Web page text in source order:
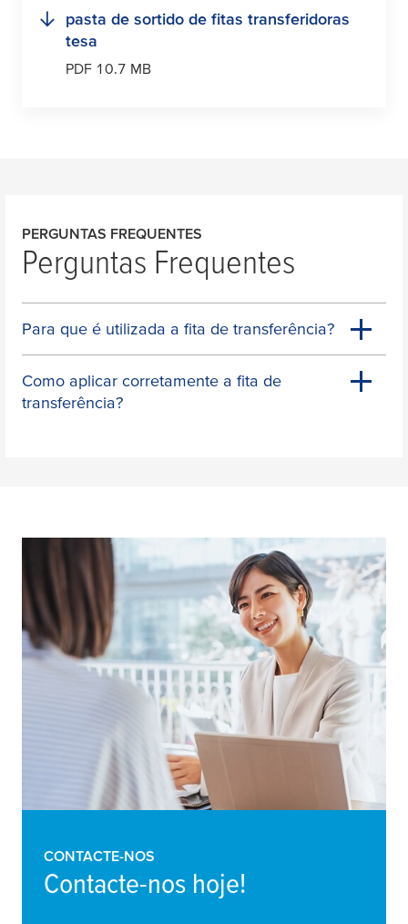
pasta de sortido de fitas transferidoras
tesa
PDF 10.7 MB
PERGUNTAS FREQUENTES
Perguntas Frequentes
Para que é utilizada a fita de transferência?
Como aplicar corretamente a fita de
transferência?
CONTACTE-NOS
Contacte-nos hoje!